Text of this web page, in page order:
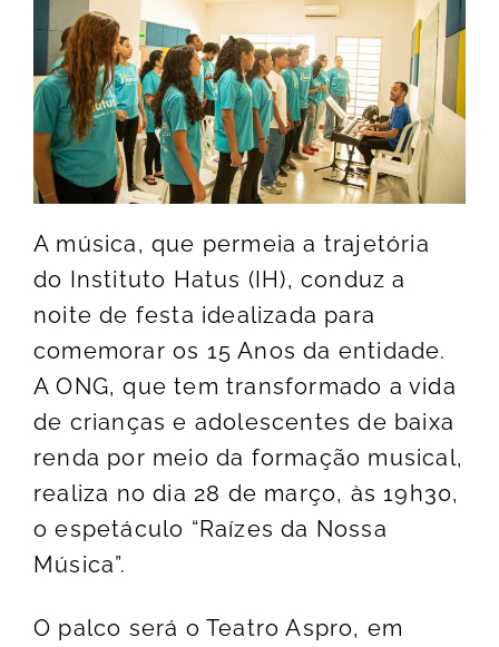
A música, que permeia a trajetória
do Instituto Hatus (IH), conduz a
noite de festa idealizada para
comemorar os 15 Anos da entidade.
A ONG, que tem transformado a vida
de crianças e adolescentes de baixa
renda por meio da formação musical,
realiza no dia 28 de março, às 19h30,
o espetáculo “Raízes da Nossa
Música”.
O palco será o Teatro Aspro, em